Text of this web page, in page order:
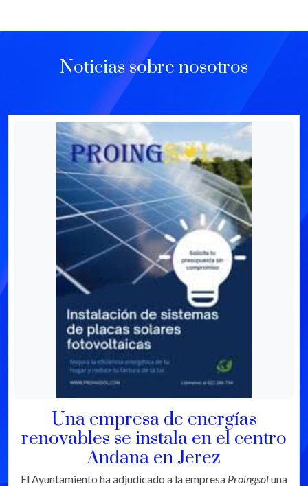
Noticias sobre nosotros
Una empresa de energías
renovables se instala en el centro
Andana en Jerez
El Ayuntamiento ha adjudicado a la empresa Proingsoluna